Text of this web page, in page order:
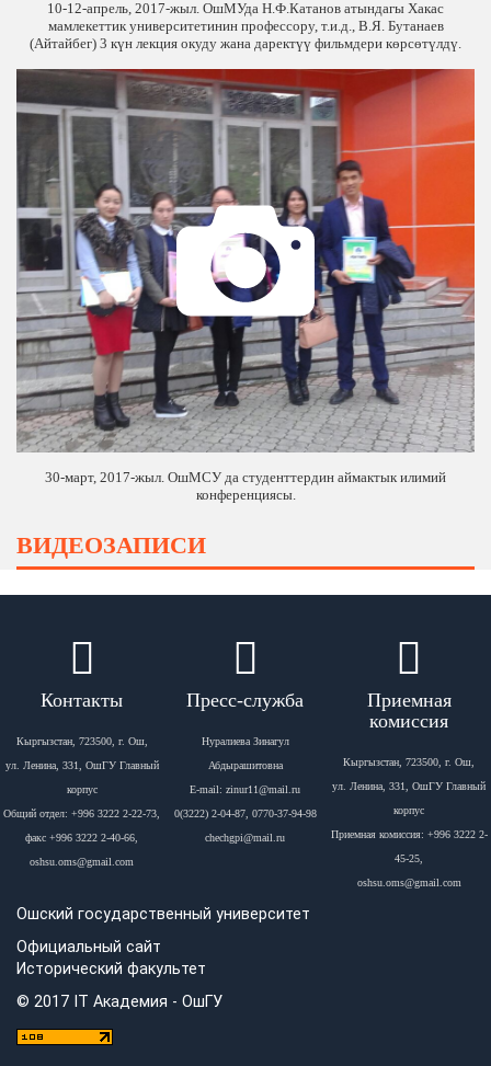
10-12-апрель, 2017-жыл. ОшМУда Н.Ф.Катанов атындагы Хакас
мамлекеттик университетинин профессору, т.и.д., В.Я. Бутанаев
(Айтайбег) 3 күн лекция окуду жана даректүү фильмдери көрсөтүлдү.
30-март, 2017-жыл. ОшМСУ да студенттердин аймактык илимий
конференциясы.
ВИДЕОЗАПИСИ
Контакты
Кыргызстан, 723500, г. Ош,
ул. Ленина, 331, ОшГУ Главный
корпус
Общий отдел: +996 3222 2-22-73,
факс +996 3222 2-40-66,
oshsu.oms@gmail.com
Пресс-служба
Нуралиева Зинагул
Абдырашитовна
Е-mail: zinur11@mail.ru
0(3222) 2-04-87, 0770-37-94-98
chechgpi@mail.ru
Приемная
комиссия
Кыргызстан, 723500, г. Ош,
ул. Ленина, 331, ОшГУ Главный
корпус
Приемная комиссия: +996 3222 2-
45-25,
oshsu.oms@gmail.com
Ошский государственный университет
Официальный сайт
Исторический факультет
© 2017 IT Академия - OшГУ